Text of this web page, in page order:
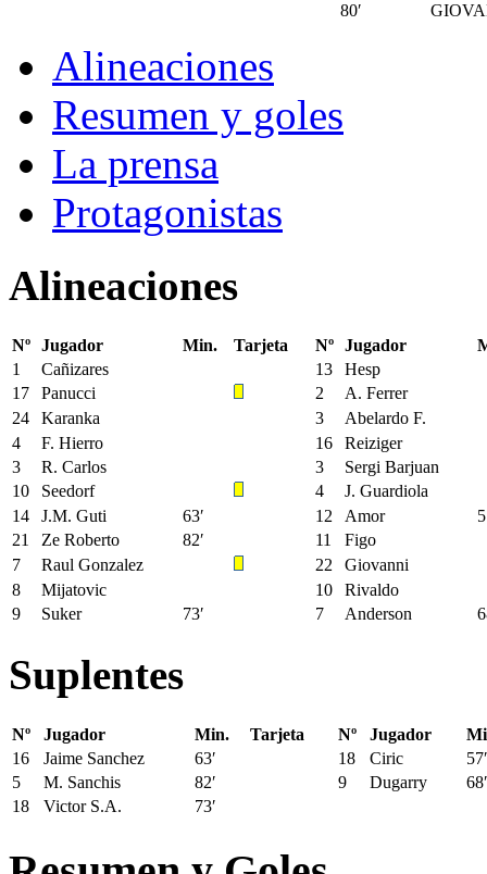
80′
Alineaciones
Resumen y goles
La prensa
Protagonistas
Alineaciones
Nº Jugador Min. Tarjeta Nº Jugador
1
Cañizares 13
Hesp
17
Panucci 2
A. Ferrer
24
Karanka 3
Abelardo F.
4
F. Hierro 16
Reiziger
3
R. Carlos 3
Sergi Barjuan
10
Seedorf 4
J. Guardiola
14
J.M. Guti 63′ 12 Amor
21
Ze Roberto 82′ 11
Figo
7
Raul Gonzalez 22
Giovanni
8
Mijatovic 10
Rivaldo
9
Suker 73′ 7 Anderson
Suplentes
Nº Jugador Min. Tarjeta Nº Jugador
16
Jaime Sanchez 63′ 18 Ciric
57′
5
M. Sanchis 82′ 9 Dugarry
68′
18
Victor S.A. 73′